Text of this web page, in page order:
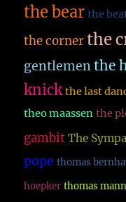
the bear the
the corner the
gentlemen the
knick the last
theo maassen the
gambit The
pope thomas
hoepker thomas mann